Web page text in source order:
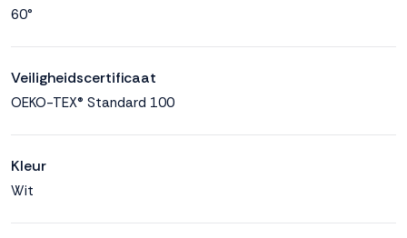
60°
Veiligheidscertificaat
OEKO-TEX® Standard 100
Kleur
Wit